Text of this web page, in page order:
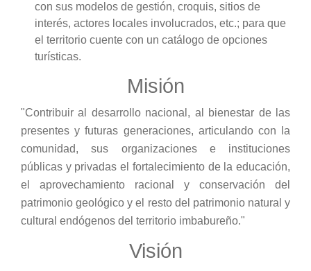
con sus modelos de gestión, croquis, sitios de
interés, actores locales involucrados, etc.; para que
el territorio cuente con un catálogo de opciones
turísticas.
Misión
"Contribuir al desarrollo nacional, al bienestar de las
presentes y futuras generaciones, articulando con la
comunidad, sus organizaciones e instituciones
públicas y privadas el fortalecimiento de la educación,
el aprovechamiento racional y conservación del
patrimonio geológico y el resto del patrimonio natural y
cultural endógenos del territorio imbabureño."
Visión